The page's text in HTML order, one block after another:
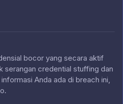
bocor yang secara aktif
serangan credential stuffing dan
Anda ada di breach ini,